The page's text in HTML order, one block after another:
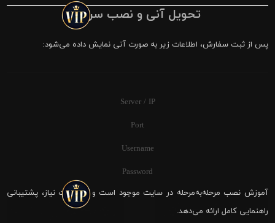
تحویل آنی و نصب سریع
پس از ثبت سفارش، اطلاعات زیر به صورت آنی نمایش داده می‌شود:
Server / IP
Port
Username
Password
آموزش نصب مرحله‌به‌مرحله در سایت موجود است و در صورت نیاز، پشتیبانی
راهنمایی کامل ارائه می‌دهد.